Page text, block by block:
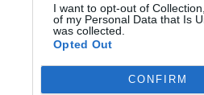
I want to opt-out of
of my Personal Data that Is
was collected.
Opted Out
CONFIRM